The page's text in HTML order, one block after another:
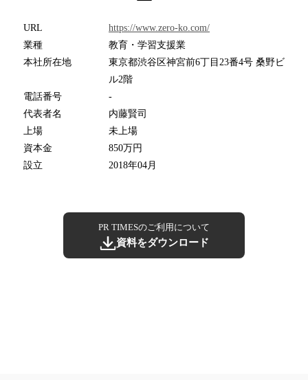
URL
https://www.zero-ko.com/
業種
教育・学習支援業
本社所在地
東京都渋谷区神宮前6丁目23番4号 桑野ビ
ル2階
電話番号
-
代表者名
内藤賢司
上場
未上場
資本金
850万円
設立
2018年04月
PR TIMESのご利用について
資料をダウンロード